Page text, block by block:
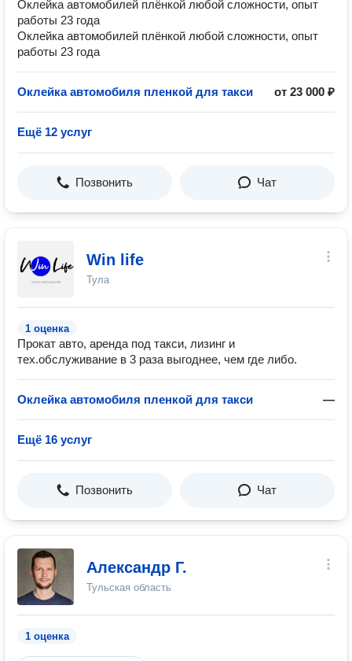
Оклейка автомобилей плёнкой любой сложности, опыт
работы 23 года
Оклейка автомобилей плёнкой любой сложности, опыт
работы 23 года
Оклейка автомобиля пленкой для такси от 23 000 ₽
Ещё 12 услуг
Позвонить Чат
Win life
Тула
1 оценка
Прокат авто, аренда под такси, лизинг и
тех.обслуживание в 3 раза выгоднее, чем где либо.
Оклейка автомобиля пленкой для такси —
Ещё 16 услуг
Позвонить Чат
Александр Г.
Тульская область
1 оценка